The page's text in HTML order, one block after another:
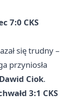
7:0 CKS
się trudny –
przyniosła
Dawid Ciok.
3:1 CKS